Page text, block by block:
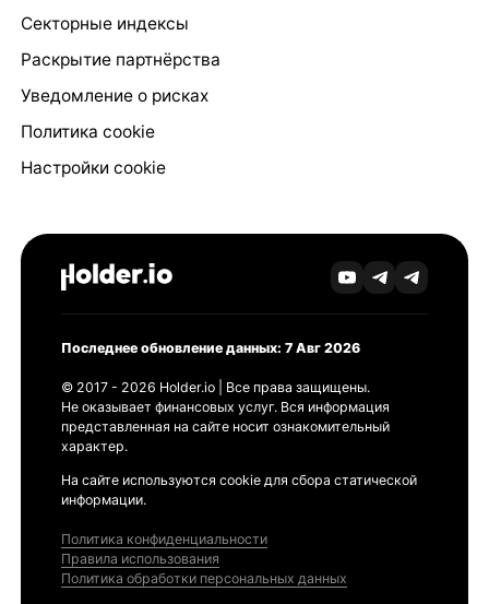
Секторные индексы
Раскрытие партнёрства
Уведомление о рисках
Политика cookie
Настройки cookie
Последнее обновление данных: 7 Авг 2026
© 2017 - 2026 Holder.io | Все права защищены.
Не оказывает финансовых услуг. Вся информация
представленная на сайте носит ознакомительный
характер.
На сайте используются cookie для сбора статической
информации.
Политика конфиденциальности
Правила использования
Политика обработки персональных данных